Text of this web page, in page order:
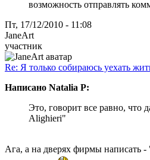
возможность отправлять
Пт, 17/12/2010 - 11:08
JaneArt
участник
Re: Я только собираюсь уехать
Написано Natalia P:
Это, говорит все равно, что
Alighieri"
Ага, а на дверях фирмы написать -